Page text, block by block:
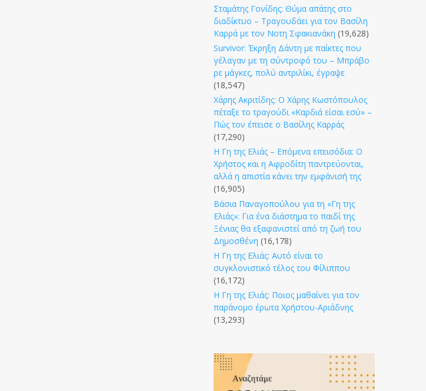
Σταμάτης Γονίδης: Θύμα απάτης στο
διαδίκτυο – Τραγουδάει για τον Βασίλη
Καρρά με τον Νοτη Σφακιανάκη (19,628)
Survivor: Έκρηξη Δάντη με παίκτες που
γέλαγαν με τη σύντροφό του – Μπράβο
ρε μάγκες, πολύ αντριλίκι, έγραψε
(18,547)
Χάρης Ακριτίδης: Ο Χάρης Κωστόπουλος
πέταξε το τραγούδι «Καρδιά είσαι εσύ» –
Πώς τον έπεισε ο Βασίλης Καρράς
(17,290)
Η Γη της Ελιάς – Επόμενα επεισόδια: Ο
Χρήστος και η Αφροδίτη παντρεύονται,
αλλά η απιστία κάνει την εμφάνισή της
(16,905)
Βάσια Παναγοπούλου για τη «Γη της
Ελιάς»: Για ένα διάστημα το παιδί της
Ξένιας θα εξαφανιστεί από τη ζωή του
Δημοσθένη (16,178)
Η Γη της Ελιάς: Αυτό είναι το
συγκλονιστικό τέλος του Φίλιππου
(16,172)
Η Γη της Ελιάς: Ποιος μαθαίνει για τον
παράνομο έρωτα Χρήστου-Αριάδνης
(13,293)